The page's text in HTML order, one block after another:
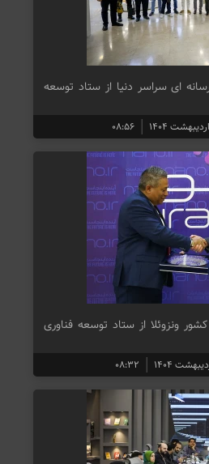
ای سراسر دنیا از ستاد توسعه
۰۸:۵۶
ونزوئلا از ستاد توسعه فناوری
۰۸:۳۲